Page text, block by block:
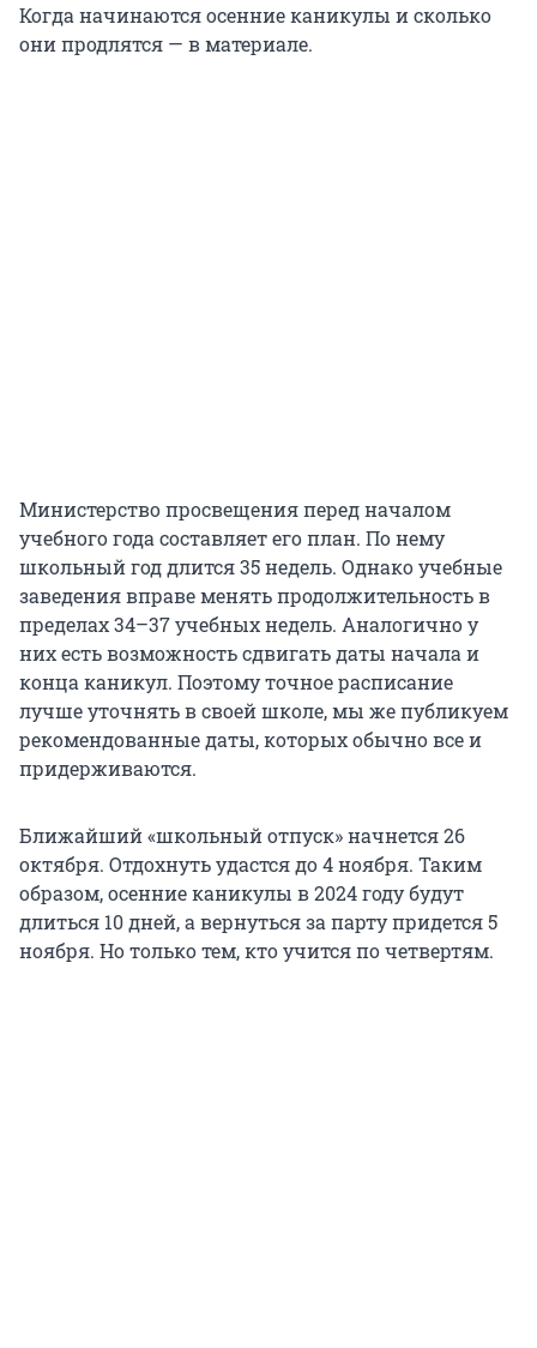
Когда начинаются осенние каникулы и сколько
они продлятся — в материале.
Министерство просвещения перед началом
учебного года составляет его план. По нему
школьный год длится 35 недель. Однако учебные
заведения вправе менять продолжительность в
пределах 34–37 учебных недель. Аналогично у
них есть возможность сдвигать даты начала и
конца каникул. Поэтому точное расписание
лучше уточнять в своей школе, мы же публикуем
рекомендованные даты, которых обычно все и
придерживаются.
Ближайший «школьный отпуск» начнется 26
октября. Отдохнуть удастся до 4 ноября. Таким
образом, осенние каникулы в 2024 году будут
длиться 10 дней, а вернуться за парту придется 5
ноября. Но только тем, кто учится по четвертям.